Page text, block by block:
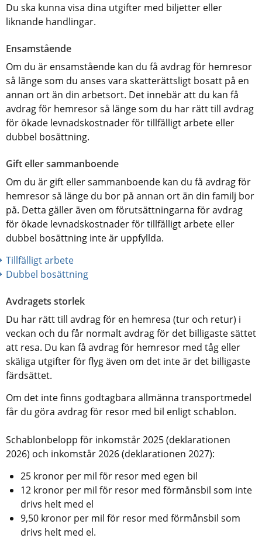
Du ska kunna visa dina utgifter med biljetter eller
liknande handlingar.
Ensamstående
Om du är ensamstående kan du få avdrag för hemresor
så länge som du anses vara skatterättsligt bosatt på en
annan ort än din arbetsort. Det innebär att du kan få
avdrag för hemresor så länge som du har rätt till avdrag
för ökade levnadskostnader för tillfälligt arbete eller
dubbel bosättning.
Gift eller sammanboende
Om du är gift eller sammanboende kan du få avdrag för
hemresor så länge du bor på annan ort än din familj bor
på. Detta gäller även om förutsättningarna för avdrag
för ökade levnadskostnader för tillfälligt arbete eller
dubbel bosättning inte är uppfyllda.
Tillfälligt arbete
Dubbel bosättning
Avdragets storlek
Du har rätt till avdrag för en hemresa (tur och retur) i
veckan och du får normalt avdrag för det billigaste sättet
att resa. Du kan få avdrag för hemresor med tåg eller
skäliga utgifter för flyg även om det inte är det billigaste
färdsättet.
Om det inte finns godtagbara allmänna transportmedel
får du göra avdrag för resor med bil enligt schablon.
Schablonbelopp för inkomstår 2025 (deklarationen
2026) och inkomstår 2026 (deklarationen 2027):
25 kronor per mil för resor med egen bil
12 kronor per mil för resor med förmånsbil som inte
drivs helt med el
9,50 kronor per mil för resor med förmånsbil som
drivs helt med el.